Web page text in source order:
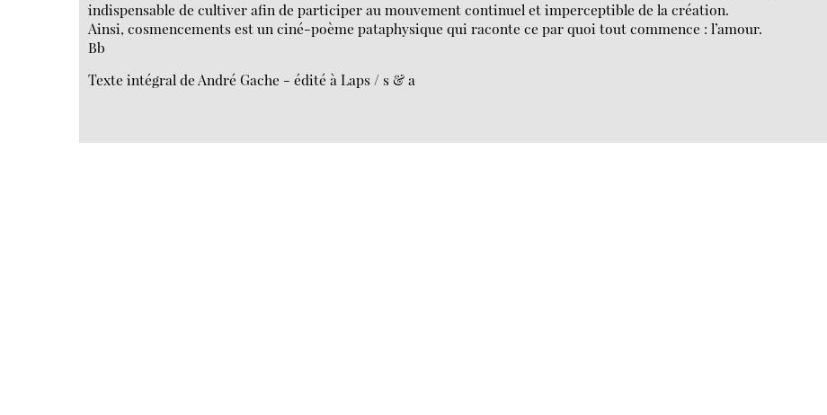
indispensable de cultiver afin de participer au mouvement continuel et imperceptible de la création.
Ainsi, cosmencements est un ciné-poème pataphysique qui raconte ce par quoi tout commence : l’amour.
Bb
Texte intégral de André Gache - édité à Laps / s & a